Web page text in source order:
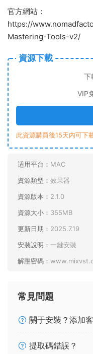
官方網站：
https://
Mastering-Tools-v2/
資源下載
下
VIP
此資源購買後15天内可下
适用平台： MAC
資源類型： 效果器
資源版本： 2.1.0
資源大小： 355MB
更新日期： 2025.7.19
安裝說明： 一鍵安裝
解壓密碼：
常見問題
關于安裝？添加
提取碼錯誤？